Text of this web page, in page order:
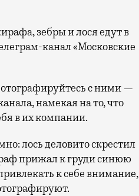
канал «Московские
с ними —
намекая на то, что
в их компании.
лось деловито скрестил
прижал к груди синюю
к себе внимание,